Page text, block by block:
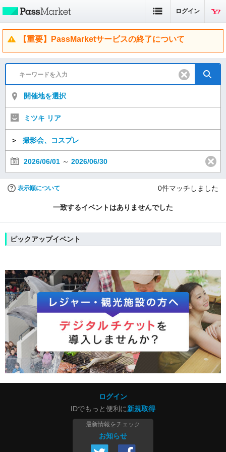
ログイン
【重要】PassMarketサービスの終了について
開催地を選択
ミツキ リア
＞ 撮影会、コスプレ
2026/06/01 ～ 2026/06/30
表示順について 0件マッチしました
一致するイベントはありませんでした
ピックアップイベント
ログイン
IDでもっと便利に新規取得
最新情報をチェック
お知らせ